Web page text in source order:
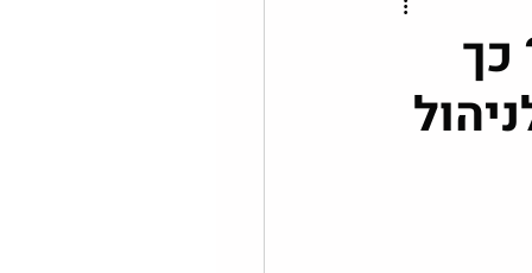
מגמות לניהול שיווק
כך